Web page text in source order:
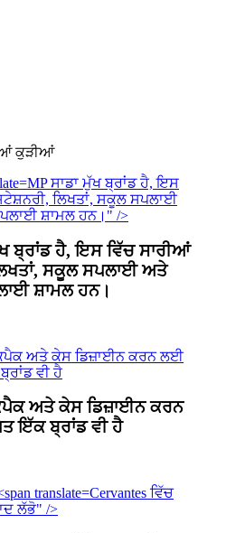
ਕੁੜੀਆਂ
MPਸਾਡਾ ਮੁੱਖ ਬ੍ਰਾਂਡ ਹੈ, ਇਸ
ਲਿਖਤਾਂ, ਸਕੂਲ ਸਪਲਾਈ
ਸ਼ਾਮਲ ਹਨ।" />
ਬ੍ਰਾਂਡ ਹੈ, ਇਸ ਵਿੱਚ ਸਾਰੀਆਂ
ਸਕੂਲ ਸਪਲਾਈ ਅਤੇ
ਸ਼ਾਮਲ ਹਨ।
ਅਤੇ ਕੇਸ ਡਿਜ਼ਾਈਨ ਕਰਨ
ਇੱਕ ਬ੍ਰਾਂਡ ਵੀ ਹੈ
Cervantes ਵਿੱਚ
ਲੱਭੋ" />